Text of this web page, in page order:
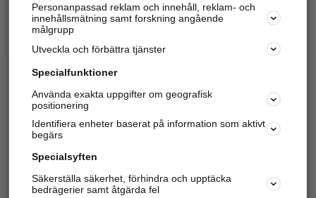
Hitta telefonnummer, adresser, företagsinfo mm.
Marknadsför företaget
Kom igång och annonsera mot
samarbetspartners nära dig.
Alla kategorier
Populära sökningar
Personanpassad reklam och innehåll, reklam- och
innehållsmätning samt forskning angående
målgrupp
Utveckla och förbättra tjänster
Specialfunktioner
Använda exakta uppgifter om geografisk
positionering
Identifiera enheter baserat på information som aktivt
begärs
Specialsyften
Säkerställa säkerhet, förhindra och upptäcka
bedrägerier samt åtgärda fel